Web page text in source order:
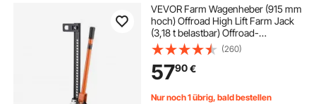
VEVOR Farm Wagenheber (915 mm
hoch) Offroad High Lift Farm Jack
(3,18 t belastbar) Offroad-
Nutzwagenheber,
Stoßstangenheber
Hochleistungshebebühnen mit
130,1–769,6 mm Hubbereich für
Traktor Lkw SUV
(260)
5790€
Nur noch 1 übrig, bald bestellen